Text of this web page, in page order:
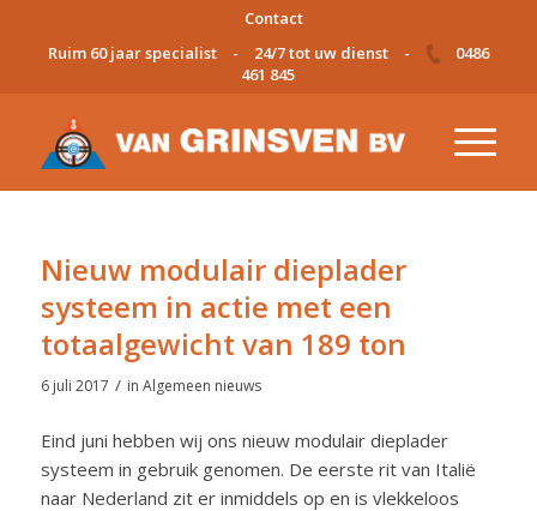
Contact
Ruim 60 jaar specialist
- 24/7 tot uw dienst -
0486
461 845
Nieuw modulair dieplader
systeem in actie met een
totaalgewicht van 189 ton
6 juli 2017 / in Algemeen nieuws
Eind juni hebben wij ons nieuw modulair dieplader
systeem in gebruik genomen. De eerste rit van Italië
naar Nederland zit er inmiddels op en is vlekkeloos